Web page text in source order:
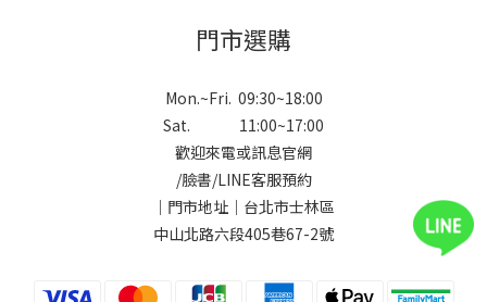
門市選購
Mon.~Fri. 09:30~18:00
Sat. 11:00~17:00
歡迎來電或訊息官網
/臉書/LINE客服預約
｜門市地址｜台北市士林區
中山北路六段405巷67-2號